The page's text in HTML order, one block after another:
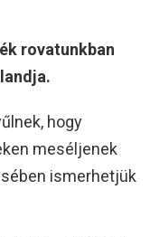
rovatunkban
hogy
meséljenek
ismerhetjük